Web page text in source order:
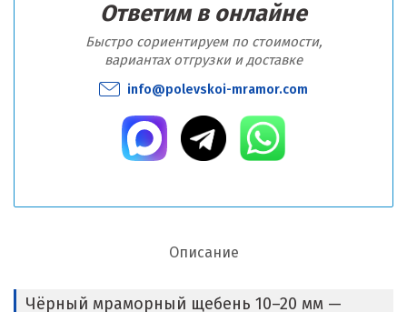
Ответим в онлайне
Быстро сориентируем по стоимости,
вариантах отгрузки и доставке
info@polevskoi-mramor.com
Описание
Чёрный мраморный щебень 10–20 мм —